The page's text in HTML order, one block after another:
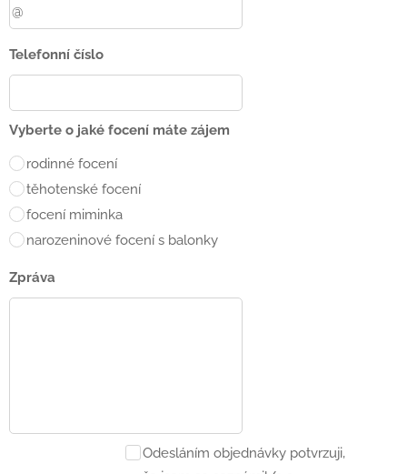
Telefonní číslo
Vyberte o jaké focení máte zájem
rodinné focení
těhotenské focení
focení miminka
narozeninové focení s balonky
Zpráva
Odesláním objednávky potvrzuji,